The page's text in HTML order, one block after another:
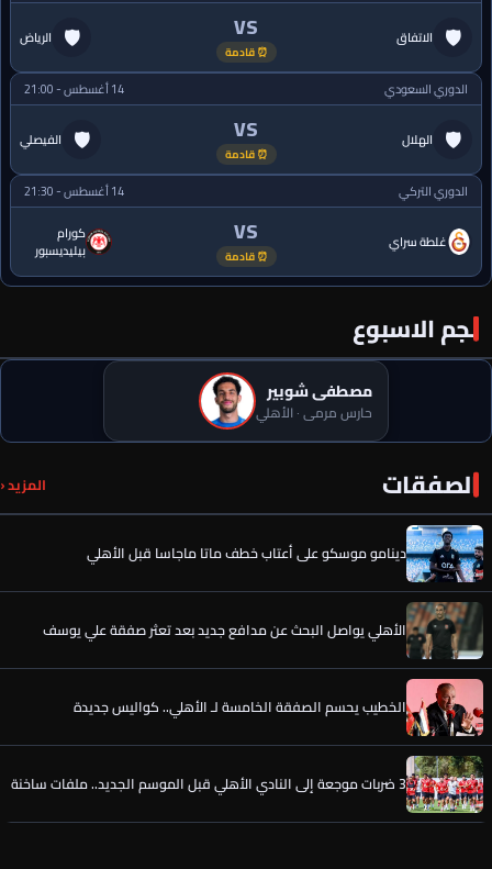
🛡 الاتفاق VS
⏰ قادمة
الرياض 🛡
الدوري السعودي 14 أغسطس - 21:00
🛡 الهلال VS
⏰ قادمة
الفيصلي 🛡
الدوري التركي 14 أغسطس - 21:30
غلطة سراي VS
⏰ قادمة
كورام
بيليديسبور
نجم الاسبوع
مصطفى شوبير
حارس مرمى · الأهلي
الصفقات المزيد ‹ أول تدخل من الخطيب لحسم صفقة الأهلي المصري الجديدة
دينامو موسكو على أعتاب خطف ماتا ماجاسا قبل الأهلي
الأهلي يواصل البحث عن مدافع جديد بعد تعثر صفقة علي يوسف
الخطيب يحسم الصفقة الخامسة لـ الأهلي.. كواليس جديدة
3 ضربات موجعة إلى النادي الأهلي قبل الموسم الجديد.. ملفات ساخنة